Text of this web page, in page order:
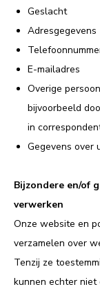
Geslacht
Adresgegevens
E-mailadres
Overige
bijvoorbeeld
in
Gegevens over
Bijzondere en/of
verwerken
Onze website en
verzamelen over
Tenzij ze
kunnen echter